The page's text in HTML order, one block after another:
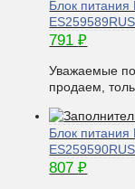
Блок питания
791₽
Уважаемые
продаем,
Блок питания
807₽